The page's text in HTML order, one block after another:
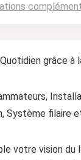
grâce à
Système filaire
votre vision